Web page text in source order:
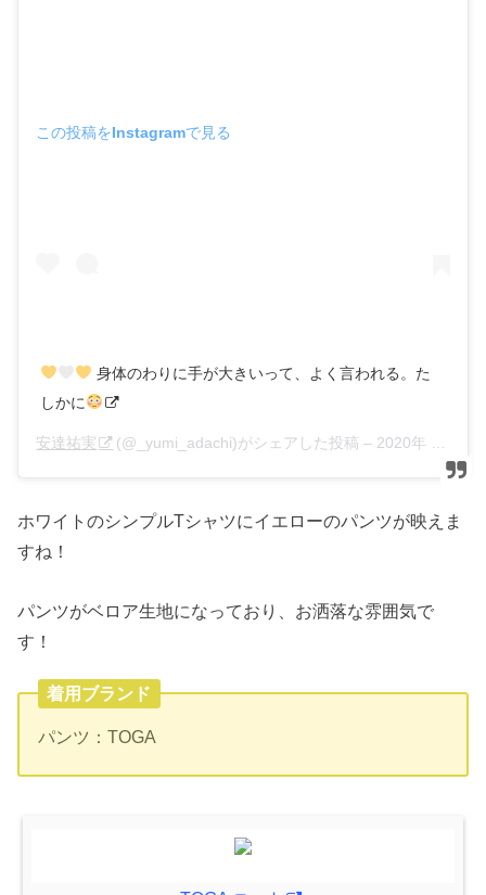
この投稿をInstagramで見る
身体のわりに手が大きいって、よく言われる。た
しかに
安達祐実 (@_yumi_adachi)がシェアした投稿 – 2020年 4月月30日午前6時30分PDT
ホワイトのシンプルTシャツにイエローのパンツが映えま
すね！
パンツがベロア生地になっており、お洒落な雰囲気で
す！
着用ブランド
パンツ：TOGA